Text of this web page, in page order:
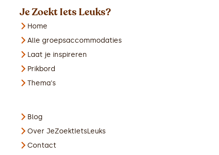
Je Zoekt Iets Leuks?
Home
Alle groepsaccommodaties
Laat je inspireren
Prikbord
Thema's
Blog
Over JeZoektIetsLeuks
Contact